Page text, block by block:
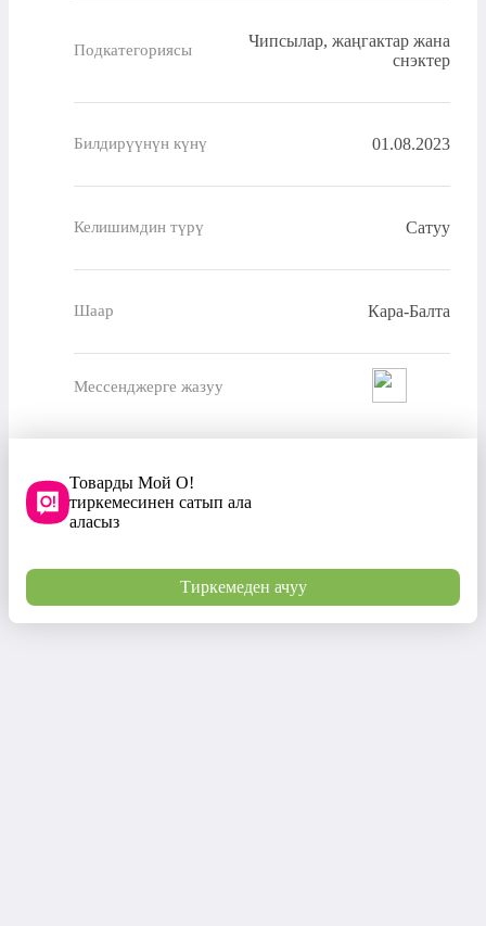
Подкатегориясы
Чипсылар, жаңгактар жана
снэктер
Билдирүүнүн күнү 01.08.2023
Келишимдин түрү Сатуу
Шаар Кара-Балта
Мессенджерге жазуу
Товарды Мой О!
тиркемесинен сатып ала
аласыз
Тиркемеден ачуу